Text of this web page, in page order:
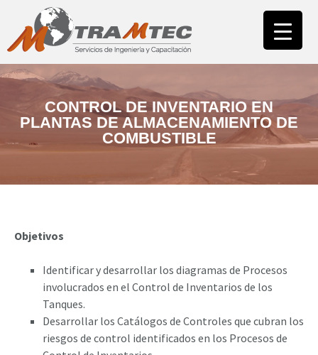
INICIO NUESTRA EMPRESA
ÁREA ASESORÍAS NUESTROS CLIENTES CONTACTO
CONTROL DE INVENTARIO EN
PLANTAS DE ALMACENAMIENTO DE
COMBUSTIBLE
Objetivos
Identificar y desarrollar los diagramas de Procesos
involucrados en el Control de Inventarios de los
Tanques.
Desarrollar los Catálogos de Controles que cubran los
riesgos de control identificados en los Procesos de